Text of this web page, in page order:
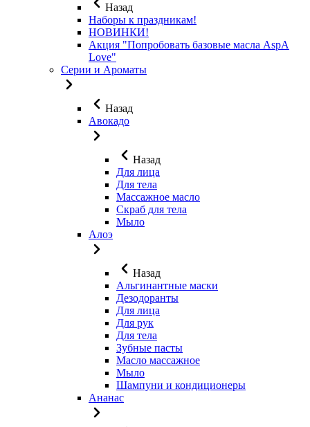
Назад
Наборы к праздникам!
НОВИНКИ!
Акция "Попробовать базовые масла AspA
Love"
Серии и Ароматы
Назад
Авокадо
Назад
Для лица
Для тела
Массажное масло
Скраб для тела
Мыло
Алоэ
Назад
Альгинантные маски
Дезодоранты
Для лица
Для рук
Для тела
Зубные пасты
Масло массажное
Мыло
Шампуни и кондиционеры
Ананас